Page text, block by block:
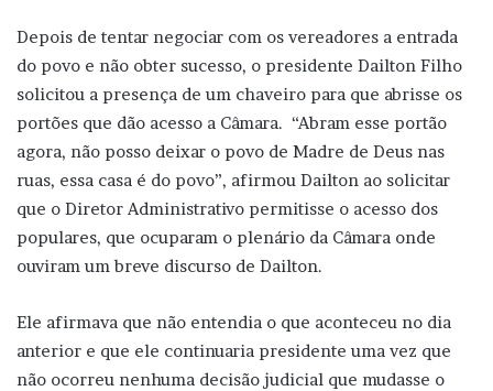
Depois de tentar negociar com os vereadores a entrada
do povo e não obter sucesso, o presidente Dailton Filho
solicitou a presença de um chaveiro para que abrisse os
portões que dão acesso a Câmara. “Abram esse portão
agora, não posso deixar o povo de Madre de Deus nas
ruas, essa casa é do povo”, afirmou Dailton ao solicitar
que o Diretor Administrativo permitisse o acesso dos
populares, que ocuparam o plenário da Câmara onde
ouviram um breve discurso de Dailton.
Ele afirmava que não entendia o que aconteceu no dia
anterior e que ele continuaria presidente uma vez que
não ocorreu nenhuma decisão judicial que mudasse o